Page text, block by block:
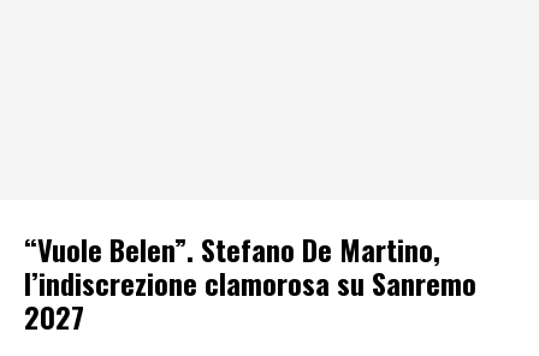
“Vuole Belen”. Stefano De Martino,
l’indiscrezione clamorosa su Sanremo
2027